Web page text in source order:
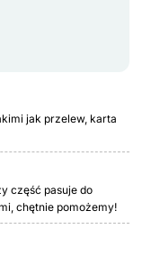
jak przelew, karta
część pasuje do
chętnie pomożemy!